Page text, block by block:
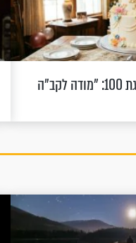
שורדת השואה שחוגגת 100: "מודה לקב"ה